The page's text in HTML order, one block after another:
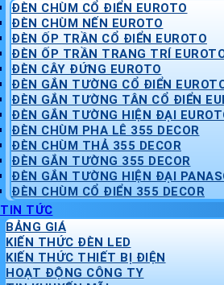
ĐÈN CHÙM CỔ ĐIỂN EUROTO
ĐÈN CHÙM NẾN EUROTO
ĐÈN ỐP TRẦN CỔ ĐIỂN EUROTO
ĐÈN ỐP TRẦN TRANG TRÍ
ĐÈN CÂY ĐỨNG EUROTO
ĐÈN GẮN TƯỜNG CỔ ĐIỂN
ĐÈN GẮN TƯỜNG TÂN CỔ ĐIỂN
ĐÈN GẮN TƯỜNG HIỆN ĐẠI
ĐÈN CHÙM PHA LÊ 355 DECOR
ĐÈN CHÙM THẢ 355 DECOR
ĐÈN GẮN TƯỜNG 355 DECOR
ĐÈN GẮN TƯỜNG HIỆN ĐẠI
ĐÈN CHÙM CỔ ĐIỂN 355 DECOR
TIN TỨC
BẢNG GIÁ
KIẾN THỨC ĐÈN LED
KIẾN THỨC THIẾT BỊ ĐIỆN
HOẠT ĐỘNG CÔNG TY